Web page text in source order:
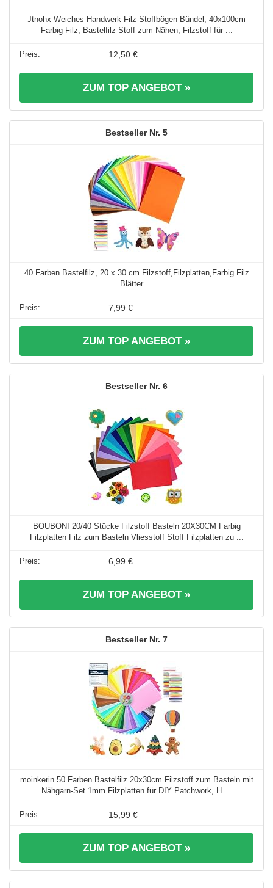
Jtnohx Weiches Handwerk Filz-Stoffbögen Bündel, 40x100cm
Farbig Filz, Bastelfilz Stoff zum Nähen, Filzstoff für ...
12,50 €
ZUM TOP ANGEBOT »
5
40 Farben Bastelfilz, 20 x 30 cm Filzstoff,Filzplatten,Farbig Filz
Blätter ...
7,99 €
ZUM TOP ANGEBOT »
6
BOUBONI 20/40 Stücke Filzstoff Basteln 20X30CM Farbig
Filzplatten Filz zum Basteln Vliesstoff Stoff Filzplatten zu ...
6,99 €
ZUM TOP ANGEBOT »
7
moinkerin 50 Farben Bastelfilz 20x30cm Filzstoff zum Basteln mit
Nähgarn-Set 1mm Filzplatten für DIY Patchwork, H ...
15,99 €
ZUM TOP ANGEBOT »